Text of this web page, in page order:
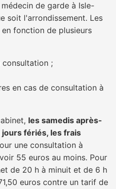
de garde à Isle-
soit l'arrondissement. Les
fonction de plusieurs
consultation ;
en cas de consultation à
les samedis après-
jours fériés, les frais
une consultation à
55 euros au moins. Pour
de 20 h à minuit et de 6 h
euros contre un tarif de